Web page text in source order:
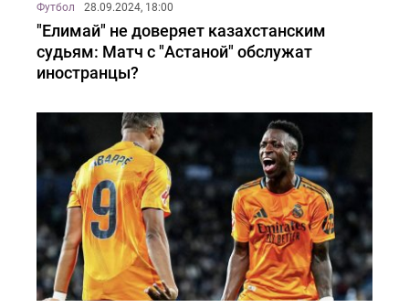
Футбол 28.09.2024, 18:00
"Елимай" не доверяет казахстанским
судьям: Матч с "Астаной" обслужат
иностранцы?